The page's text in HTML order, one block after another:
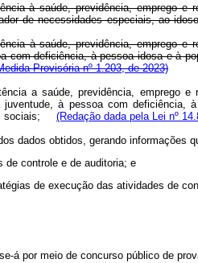
à saúde, previdência, emprego e
de necessidades especiais, ao
à saúde, previdência, emprego e
com deficiência, à pessoa idosa e à
Provisória nº 1.203, de 2023)
a saúde, previdência, emprego e
à pessoa com
sociais; (Redação dada pela Lei nº
dados obtidos, gerando informações
de controle e de auditoria; e
de execução das atividades de
á por meio de concurso público de